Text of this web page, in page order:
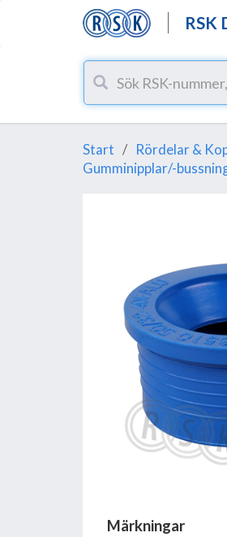
RSK
Start Rördelar &
Gumminipplar/-
Märkningar